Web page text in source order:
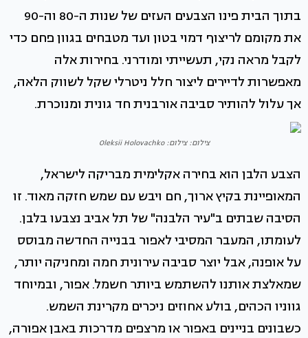
בתוך הבית פינו הצבעים העזים של שנות ה-80 וה-90
את מקומם לריצוף דמוי בטון ועד מטבחים בגוון פחם כדי
לקבל מראה נקי, תעשייתי ומודרני. בחירות אלה
מאפשרות לדיירים ליצור חלל ניטרלי שקל לשווק הלאה,
אך עלול להותיר סביבה אורבנית חד גונית ומנוכרת.
צילום: צילום: Oleksii Holovachko
הצבע הלבן הוא בחירה אקלימית מבריקה לישראל,
המאופיינת בקיץ ארוך, חם ויבש עם שמש חזקה מאוד. זו
הסיבה שבתים ב"עיר הלבנה" של תל אביב נצבעו בלבן.
לעומתו, המעבר המסיבי לאפור בבנייה החדשה מבוסס
על אופנה, אבל יוצר סביבה עירונית חמה ומחניקה יותר,
שמאלצת אותנו להשתמש ביותר חשמל. אפור, ובמיוחד
גווניו הכהים, בולע אחוזים ניכרים מקרינת השמש.
כשבונים בניינים באפור או מרצפים מדרכות באבן אפורה,